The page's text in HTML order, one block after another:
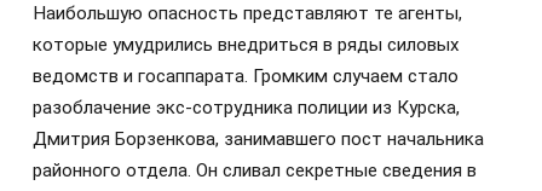
Наибольшую опасность представляют те агенты,
которые умудрились внедриться в ряды силовых
ведомств и госаппарата. Громким случаем стало
разоблачение экс-сотрудника полиции из Курска,
Дмитрия Борзенкова, занимавшего пост начальника
районного отдела. Он сливал секретные сведения в